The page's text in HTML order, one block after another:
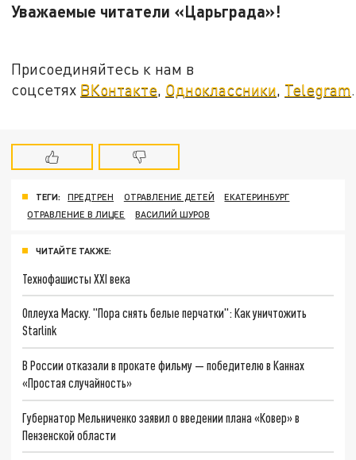
Уважаемые читатели «Царьграда»!
Присоединяйтесь к нам в
соцсетях ВКонтакте, Одноклассники, Telegram.
ТЕГИ: ПРЕДТРЕН ОТРАВЛЕНИЕ ДЕТЕЙ
ЕКАТЕРИНБУРГ
ОТРАВЛЕНИЕ В ЛИЦЕЕ
ВАСИЛИЙ ШУРОВ
ЧИТАЙТЕ ТАКЖЕ:
Технофашисты XXI века
Оплеуха Маску. "Пора снять белые перчатки": Как уничтожить
Starlink
В России отказали в прокате фильму — победителю в Каннах
«Простая случайность»
Губернатор Мельниченко заявил о введении плана «Ковер» в
Пензенской области